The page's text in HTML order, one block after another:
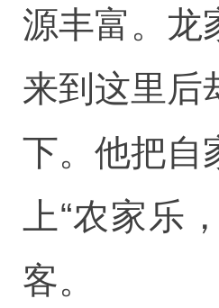
源丰富。龙
来到这里后
下。他把自
上“农家乐
客。